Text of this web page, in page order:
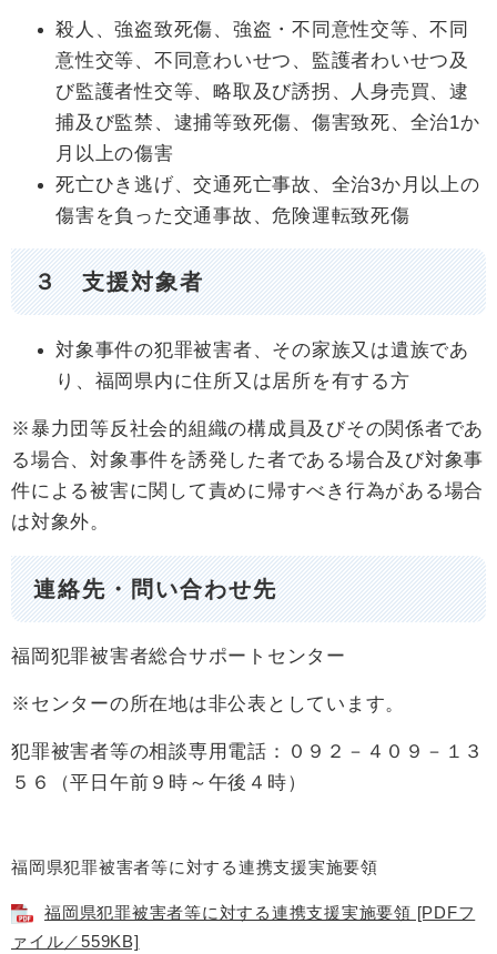
殺人、強盗致死傷、強盗・不同意性交等、不同
意性交等、不同意わいせつ、監護者わいせつ及
び監護者性交等、略取及び誘拐、人身売買、逮
捕及び監禁、逮捕等致死傷、傷害致死、全治1か
月以上の傷害
死亡ひき逃げ、交通死亡事故、全治3か月以上の
傷害を負った交通事故、危険運転致死傷
３ 支援対象者
対象事件の犯罪被害者、その家族又は遺族であ
り、福岡県内に住所又は居所を有する方
※暴力団等反社会的組織の構成員及びその関係者であ
る場合、対象事件を誘発した者である場合及び対象事
件による被害に関して責めに帰すべき行為がある場合
は対象外。
連絡先・問い合わせ先
福岡犯罪被害者総合サポートセンター
※センターの所在地は非公表としています。
犯罪被害者等の相談専用電話：０９２－４０９－１３
５６（平日午前９時～午後４時）
福岡県犯罪被害者等に対する連携支援実施要領
福岡県犯罪被害者等に対する連携支援実施要領 [PDFフ
ァイル／559KB]